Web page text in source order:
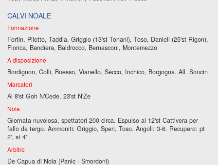
CALVI NOALE
Formazione
Fortin, Pilotto, Taddia, Griggio (13'st Tonani), Toso, Danieli (25'st Rigon),
Fiorica, Bandiera, Baldrocco, Bernasconi, Montemezzo
A disposizione
Bordignon, Colli, Boesso, Vianello, Secco, Inchico, Borgogna. All. Soncin
Marcatori
Al 8'st Goh N'Cede, 23'st N'Ze
Note
Giornata nuvolosa, spettatori 200 circa. Espulso al 12'st Cattivera per
fallo da tergo. Ammoniti: Griggio, Speri, Toso. Angoli: 3-6. Recupero: pt
2', st 4'
Arbitro
De Capua di Nola (Panic - Smordoni)